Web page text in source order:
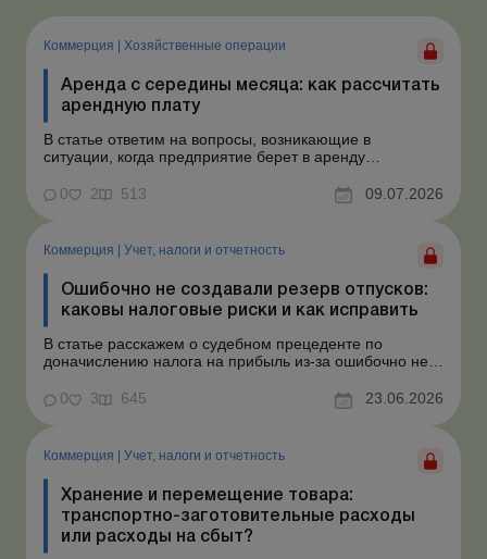
Коммерция Хозяйственные операции
Аренда с середины месяца: как рассчитать
арендную плату
В статье ответим на вопросы, возникающие в
ситуации, когда предприятие берет в аренду
действовать с середины месяца. Предприятие
арендует у физлица автомобиль с 15.07.2026.
Согласно условиям договора арендная плата
составляет 4 000 грн в месяц. Возн...
0 2 513 09.07.2026
Коммерция Учет, налоги и отчетность
Ошибочно не создавали резерв отпусков:
каковы налоговые риски и как исправить
В статье расскажем о судебном прецеденте по
доначислению налога на прибыль из-за ошибочно не
рекомендации, как минимизировать налоговые риски.
Проблемные расходы: налоговые риски и судебная
практика Понимаем ваши волнения в связи с
ошибочным несоздан...
0 3 645 23.06.2026
Коммерция | Учет, налоги и отчетность
Хранение и перемещение товара:
транспортно-заготовительные расходы
или расходы на сбыт?